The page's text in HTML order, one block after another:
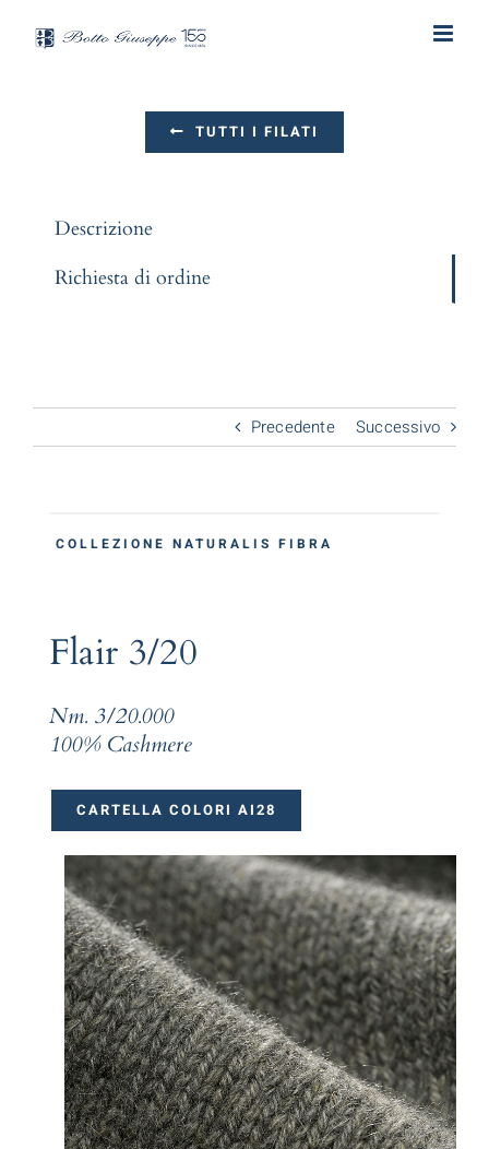
Precedente Successivo
COLLEZIONE NATURALIS FIBRA
Flair 3/20
Nm. 3/20.000
100% Cashmere
CARTELLA COLORI AI28
TUTTI I FILATI
Descrizione
Richiesta di ordine